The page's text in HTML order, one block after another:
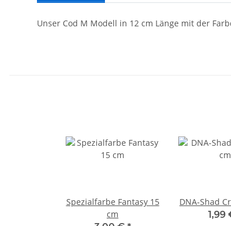
Unser Cod M Modell in 12 cm Länge mit der
Spezialfarbe Fantasy 15
cm
DNA-Shad
1,99